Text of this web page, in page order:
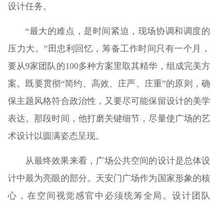
设计任务。
“最大的难点，是时间紧迫，现场协调和调度的
压力大。”田忠利回忆，筹备工作时间只有一个月，
要从9家团队的100多种方案里取其精华，组成完美方
案。既要贯彻“简约、高效、庄严、庄重”的原则，确
保主题风格符合政治性，又要尽可能保留设计的美学
表达。那段时间，他打磨关键细节，尽量使广场的艺
术设计以圆满姿态呈现。
从最终效果来看，广场公共空间的设计是总体设
计中最为亮眼的部分。天安门广场作为国家形象的核
心，在空间视觉感官中必须统筹全局。设计团队